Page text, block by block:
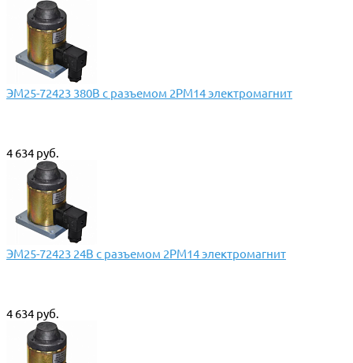
ЭМ25-72423 380В с разъемом 2РМ14 электромагнит
4 634 руб.
ЭМ25-72423 24В с разъемом 2РМ14 электромагнит
4 634 руб.